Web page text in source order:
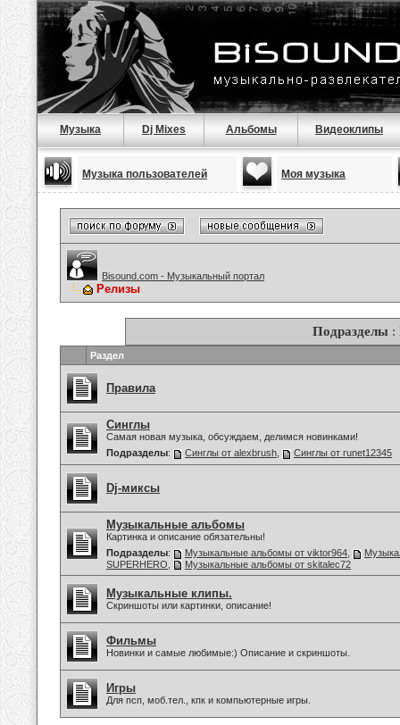
Музыка Dj Mixes Альбомы Видеоклипы
Музыка пользователей Моя музыка
Bisound.com - Музыкальный портал
Релизы
Подразделы :
Раздел
Правила
Синглы
Самая новая музыка, обсуждаем, делимся новинками!
Подразделы: Синглы от alexbrush Синглы от runet12345
Dj-миксы
Музыкальные альбомы
Картинка и описание обязательны!
Подразделы: Музыкальные альбомы от viktor964
SUPERHERO
Музыкальные альбомы от skitalec72
Музыкальные клипы.
Скриншоты или картинки, описание!
Фильмы
Новинки и самые любимые:) Описание и скриншоты.
Игры
Для псп, моб.тел., кпк и компьютерные игры.